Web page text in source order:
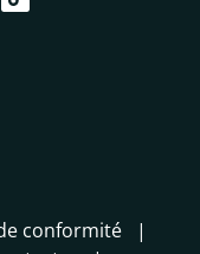
conformité